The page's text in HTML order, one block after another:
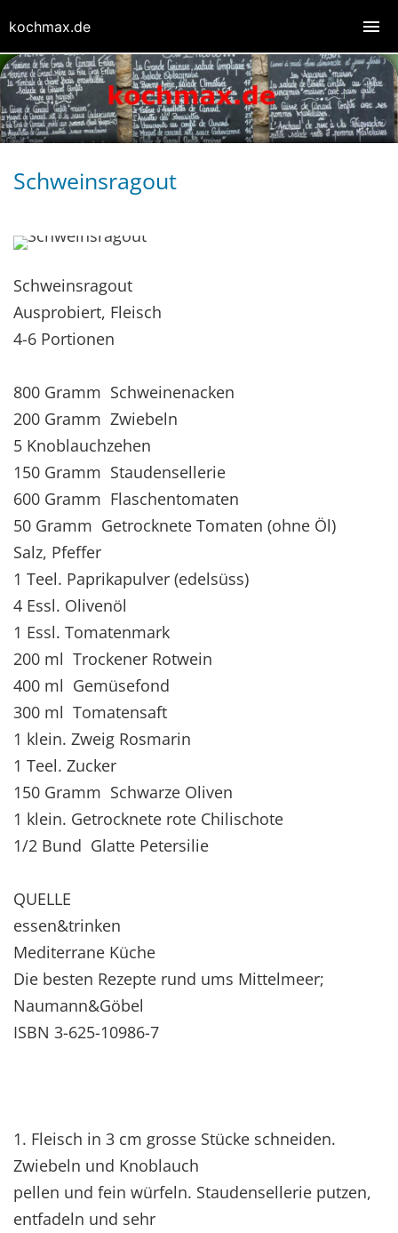
Schweinsragout
Schweinsragout
Ausprobiert, Fleisch
4-6 Portionen
800 Gramm Schweinenacken
200 Gramm Zwiebeln
5 Knoblauchzehen
150 Gramm Staudensellerie
600 Gramm Flaschentomaten
50 Gramm Getrocknete Tomaten (ohne Öl)
Salz, Pfeffer
1 Teel. Paprikapulver (edelsüss)
4 Essl. Olivenöl
1 Essl. Tomatenmark
200 ml Trockener Rotwein
400 ml Gemüsefond
300 ml Tomatensaft
1 klein. Zweig Rosmarin
1 Teel. Zucker
150 Gramm Schwarze Oliven
1 klein. Getrocknete rote Chilischote
1/2 Bund Glatte Petersilie
QUELLE
essen&trinken
Mediterrane Küche
Die besten Rezepte rund ums Mittelmeer;
Naumann&Göbel
ISBN 3-625-10986-7
1. Fleisch in 3 cm grosse Stücke schneiden.
Zwiebeln und Knoblauch
pellen und fein würfeln. Staudensellerie putzen,
entfadeln und sehr
kochmax.de